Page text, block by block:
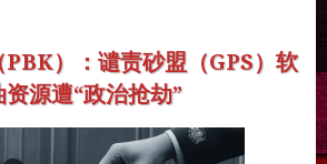
）：谴责砂盟（GPS）软
源遭“政治抢劫”